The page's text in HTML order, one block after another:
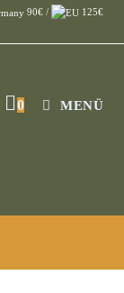
90€ /
125€
0 MENÜ